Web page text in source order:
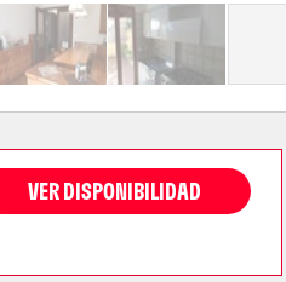
VER DISPONIBILIDAD